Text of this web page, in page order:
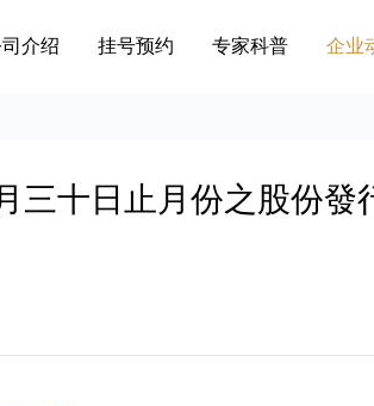
介绍 挂号预约 专家科普 企业
三十日止月份之股份發